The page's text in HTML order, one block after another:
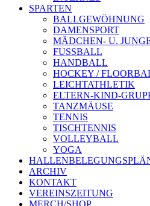
SPARTEN
BALLGEWÖHNUNG
DAMENSPORT
MÄDCHEN- U.
FUSSBALL
HANDBALL
HOCKEY /
LEICHTATHLETIK
ELTERN-KIND-
TANZMÄUSE
TENNIS
TISCHTENNIS
VOLLEYBALL
YOGA
ARCHIV
KONTAKT
VEREINSZEITUNG
MERCH/SHOP